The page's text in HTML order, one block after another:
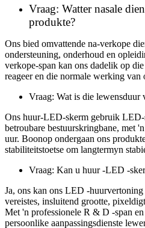
Vraag: Watter nasale
produkte?
Ons bied omvattende na-verkope
ondersteuning, onderhoud en
verkope-span kan ons dadelik op
reageer en die normale werking van
Vraag: Wat is die
Ons huur-LED-skerm gebruik LED-
betroubare bestuurskringbane, met
uur. Boonop ondergaan ons
stabiliteitstoetse om langtermyn
Vraag: Kan u huur -LED -
Ja, ons kan ons LED -huurvertoning
vereistes, insluitend grootte,
Met 'n professionele R & D -span
persoonlike aanpassingsdienste